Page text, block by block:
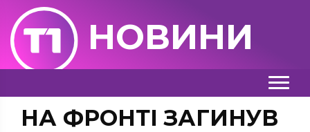
НОВИНИ
НА ФРОНТІ ЗАГИНУВ